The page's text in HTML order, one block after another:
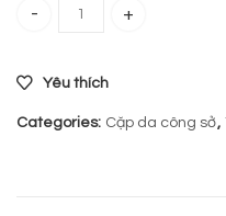
Cặp da bò công sở 217
Yêu thích
Categories: Cặp da công sở,